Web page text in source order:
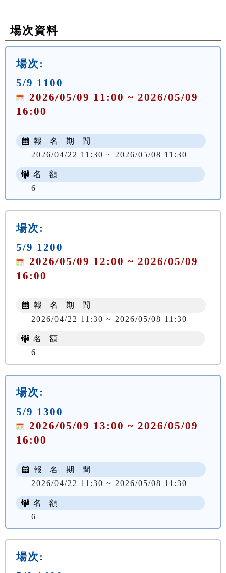
場次資料
場次:
5/9 1100
2026/05/09 11:00 ~ 2026/05/09
16:00
報 名 期 間
2026/04/22 11:30 ~ 2026/05/08 11:30
名 額
6
場次:
5/9 1200
2026/05/09 12:00 ~ 2026/05/09
16:00
報 名 期 間
2026/04/22 11:30 ~ 2026/05/08 11:30
名 額
6
場次:
5/9 1300
2026/05/09 13:00 ~ 2026/05/09
16:00
報 名 期 間
2026/04/22 11:30 ~ 2026/05/08 11:30
名 額
6
場次: